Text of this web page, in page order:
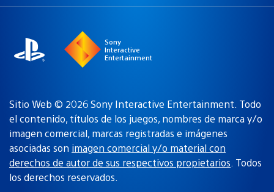
Sony
Interactive
Entertainment
Sitio Web © 2026 Sony Interactive Entertainment. Todo
el contenido, títulos de los juegos, nombres de marca y/o
imagen comercial, marcas registradas e imágenes
asociadas son imagen comercial y/o material con
derechos de autor de sus respectivos propietarios. Todos
los derechos reservados.